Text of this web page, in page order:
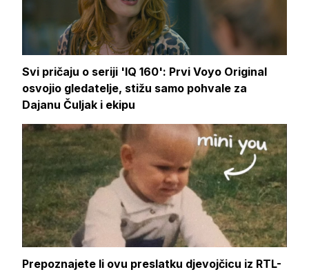
Svi pričaju o seriji 'IQ 160': Prvi Voyo Original
osvojio gledatelje, stižu samo pohvale za
Dajanu Čuljak i ekipu
Prepoznajete li ovu preslatku djevojčicu iz RTL-